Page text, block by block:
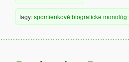
tagy:spomienkové biografické monológ